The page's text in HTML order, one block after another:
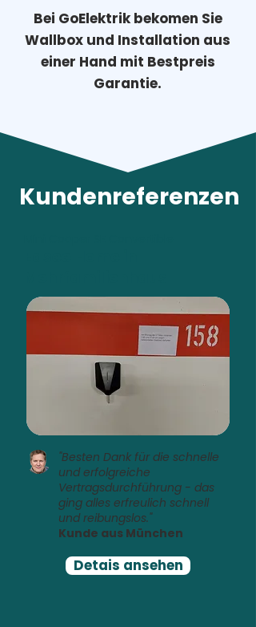
Bei GoElektrik bekomen Sie
Wallbox und Installation aus
einer Hand mit Bestpreis
Garantie.
Kundenreferenzen
"Besten Dank für die schnelle
und erfolgreiche
Vertragsdurchführung - das
ging alles erfreulich schnell
und reibungslos."
Kunde aus München
Detais ansehen